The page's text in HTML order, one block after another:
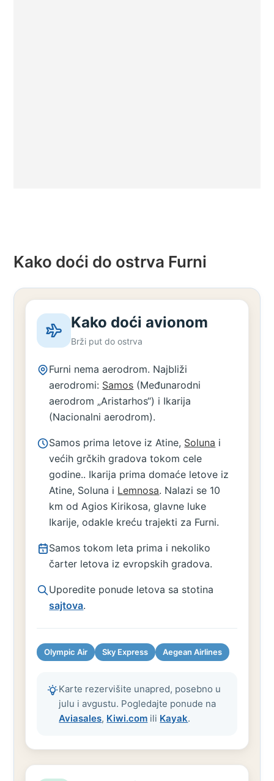
Kako doći do ostrva Furni
Kako doći avionom
Brži put do ostrva
Furni nema aerodrom. Najbliži
aerodromi: Samos (Međunarodni
aerodrom „Aristarhos“) i Ikarija
(Nacionalni aerodrom).
Samos prima letove iz Atine, Soluna i
većih grčkih gradova tokom cele
godine.. Ikarija prima domaće letove iz
Atine, Soluna i Lemnosa. Nalazi se 10
km od Agios Kirikosa, glavne luke
Ikarije, odakle kreću trajekti za Furni.
Samos tokom leta prima i nekoliko
čarter letova iz evropskih gradova.
Uporedite ponude letova sa stotina
sajtova.
Olympic Air Sky Express Aegean Airlines
Karte rezervišite unapred, posebno u
julu i avgustu. Pogledajte ponude na
Aviasales, Kiwi.com ili Kayak.